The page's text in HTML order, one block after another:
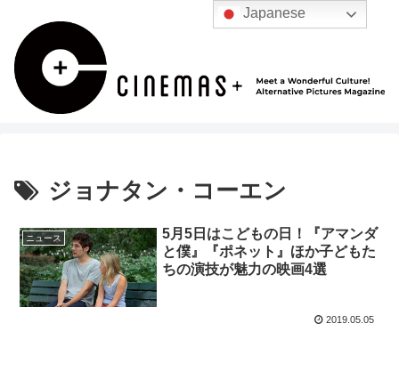
ジョナタン・コーエン
ニュース
5月5日はこどもの日！『アマンダ
と僕』『ポネット』ほか子どもた
ちの演技が魅力の映画4選
2019.05.05
Japanese